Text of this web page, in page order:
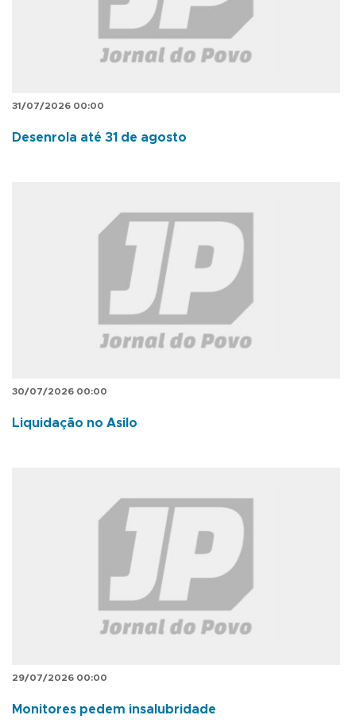
31/07/2026 00:00
Desenrola até 31 de agosto
30/07/2026 00:00
Liquidação no Asilo
29/07/2026 00:00
Monitores pedem insalubridade